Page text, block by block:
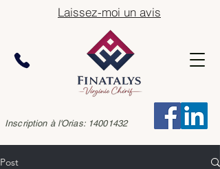
Inscription à l'Orias: 14001432
Laissez-moi un avis
Post